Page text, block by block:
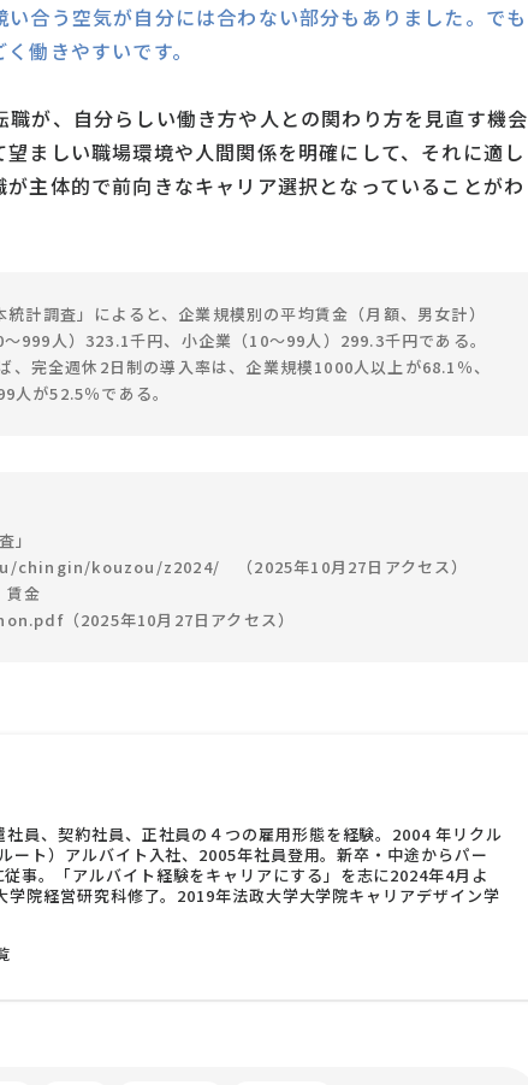
合う空気が自分には合わない部分もありました。でも
働きやすいです。
が、自分らしい働き方や人との関わり方を見直す機会
ましい職場環境や人間関係を明確にして、それに適し
主体的で前向きなキャリア選択となっていることがわ
計調査」によると、企業規模別の平均賃金（月額、男女計）
999人）323.1千円、小企業（10～99人）299.3千円である。
完全週休2日制の導入率は、企業規模1000人以上が68.1％、
が52.5％である。
」
kouzou/z2024/ （2025年10月27日アクセス）
賃金
（2025年10月27日アクセス）
員、契約社員、正社員の４つの雇用形態を経験。2004 年リクル
ート）アルバイト入社、2005年社員登用。新卒・中途からパー
事。「アルバイト経験をキャリアにする」を志に2024年4月よ
学院経営研究科修了。2019年法政大学大学院キャリアデザイン学